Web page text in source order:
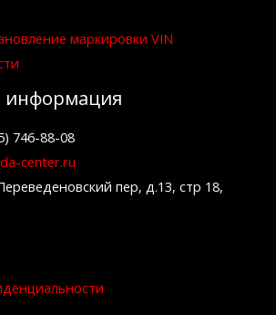
маркировки VIN
информация
746-88-08
center.ru
пер, д.13, стр 18,